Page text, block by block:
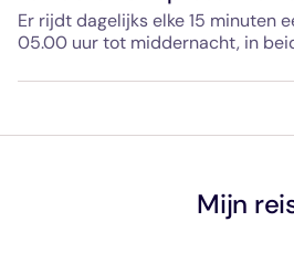
Er rijdt dagelijks elke 15 minuten
05.00 uur tot middernacht, in
houden. Bekijk de vertrek- en
Mijn